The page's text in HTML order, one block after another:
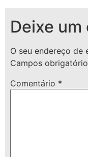
Deixe
O seu endereço de
Campos
Comentário *